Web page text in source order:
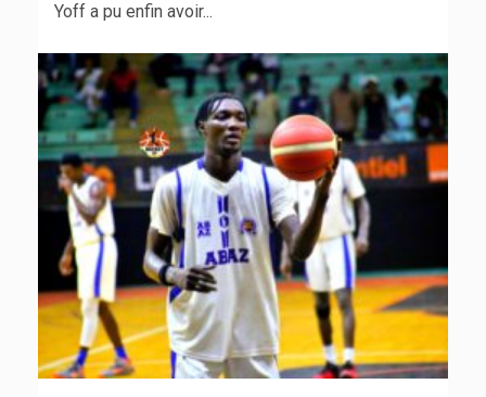
Yoff a pu enfin avoir...